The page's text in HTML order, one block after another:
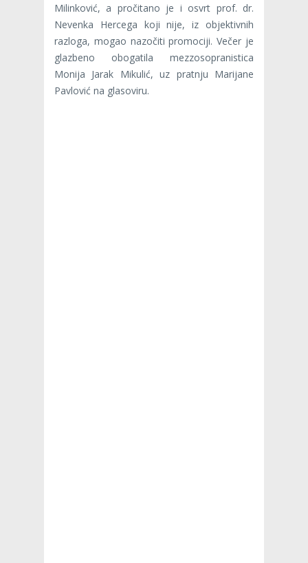
Milinković, a pročitano je i osvrt prof. dr.
Nevenka Hercega koji nije, iz objektivnih
razloga, mogao nazočiti promociji. Večer je
glazbeno obogatila mezzosopranistica
Monija Jarak Mikulić, uz pratnju Marijane
Pavlović na glasoviru.